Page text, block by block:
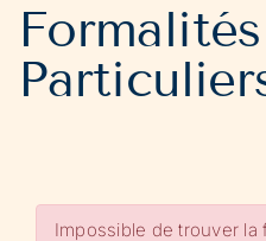
Impossible de trouver la